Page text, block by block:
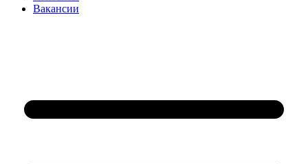
Вакансии